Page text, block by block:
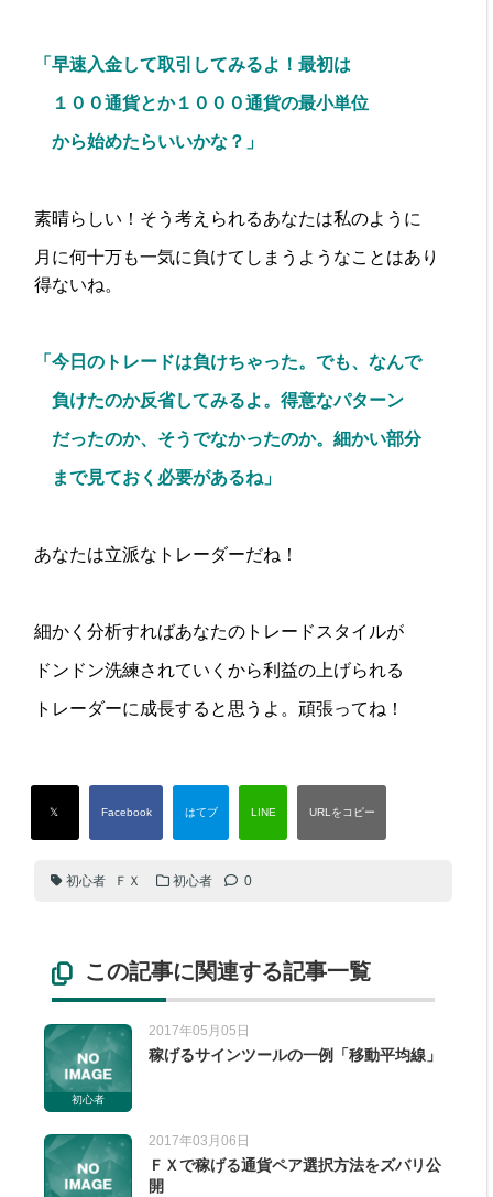
「早速入金して取引してみるよ！最初は
１００通貨とか１０００通貨の最小単位
から始めたらいいかな？」
素晴らしい！そう考えられるあなたは私のように
月に何十万も一気に負けてしまうようなことはあり
得ないね。
「今日のトレードは負けちゃった。でも、なんで
負けたのか反省してみるよ。得意なパターン
だったのか、そうでなかったのか。細かい部分
まで見ておく必要があるね」
あなたは立派なトレーダーだね！
細かく分析すればあなたのトレードスタイルが
ドンドン洗練されていくから利益の上げられる
トレーダーに成長すると思うよ。頑張ってね！
初心者 ＦＸ 初心者 0
この記事に関連する記事一覧
初心者
2017年05月05日
稼げるサインツールの一例「移動平均線」
2017年03月06日
ＦＸで稼げる通貨ペア選択方法をズバリ公
開